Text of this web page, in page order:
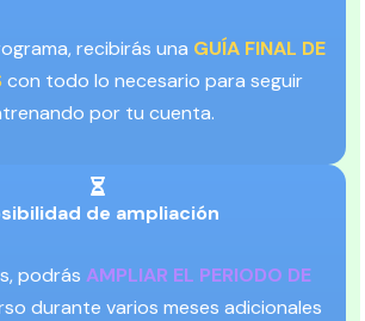
recibirás una GUÍA FINAL DE
con todo lo necesario para seguir
por tu cuenta.
de ampliación
podrás AMPLIAR EL PERIODO DE
durante varios meses adicionales